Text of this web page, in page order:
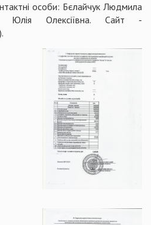
особи: Бєлайчук Людмила
Юлія Олексіївна. Сайт -
).